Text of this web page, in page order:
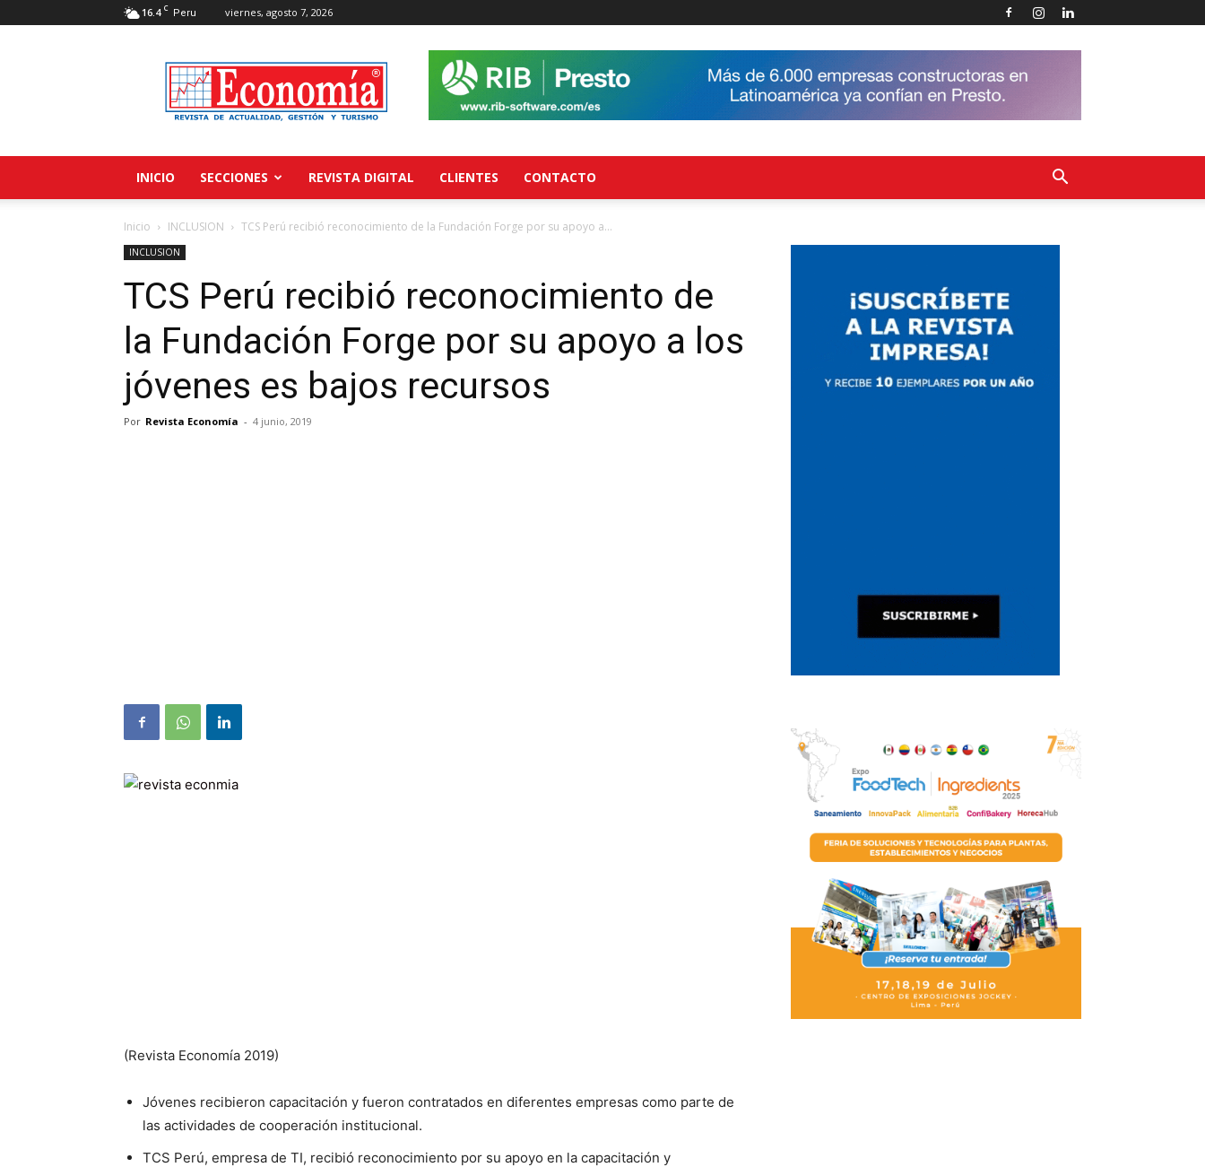
16.4 C Peru viernes, agosto 7, 2026
Revista
Economía
INICIO SECCIONES REVISTA DIGITAL CLIENTES CONTACTO
Inicio INCLUSION TCS Perú recibió reconocimiento de la Fundación Forge por su apoyo a...
INCLUSION
TCS Perú recibió reconocimiento de
la Fundación Forge por su apoyo a los
jóvenes es bajos recursos
Por Revista Economía - 4 junio, 2019
(Revista Economía 2019)
Jóvenes recibieron capacitación y fueron contratados en diferentes empresas como parte de
las actividades de cooperación institucional.
TCS Perú, empresa de TI, recibió reconocimiento por su apoyo en la capacitación y